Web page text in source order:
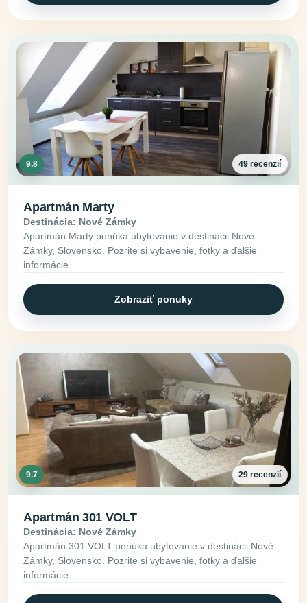
9.8 49 recenzií
Apartmán Marty
Destinácia: Nové Zámky
Apartmán Marty ponúka ubytovanie v destinácii Nové
Zámky, Slovensko. Pozrite si vybavenie, fotky a ďalšie
informácie.
Zobraziť ponuky
9.7 29 recenzií
Apartmán 301 VOLT
Destinácia: Nové Zámky
Apartmán 301 VOLT ponúka ubytovanie v destinácii Nové
Zámky, Slovensko. Pozrite si vybavenie, fotky a ďalšie
informácie.